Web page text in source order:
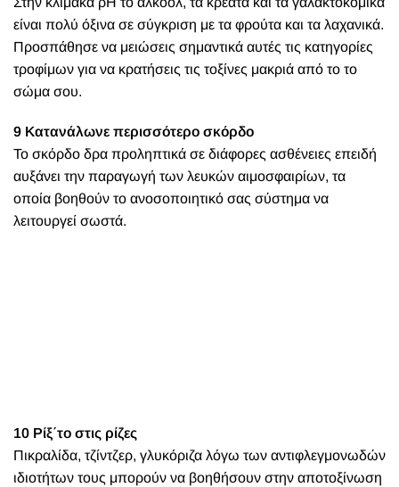
είναι πολύ όξινα σε σύγκριση με τα φρούτα και τα λαχανικά.
Προσπάθησε να μειώσεις σημαντικά αυτές τις κατηγορίες
τροφίμων για να κρατήσεις τις τοξίνες μακριά από το το
σώμα σου.
9 Κατανάλωνε περισσότερο σκόρδο
Το σκόρδο δρα προληπτικά σε διάφορες ασθένειες επειδή
αυξάνει την παραγωγή των λευκών αιμοσφαιρίων, τα
οποία βοηθούν το ανοσοποιητικό σας σύστημα να
λειτουργεί σωστά.
10 Ρίξ΄το στις ρίζες
Πικραλίδα, τζίντζερ, γλυκόριζα λόγω των αντιφλεγμονωδών
ιδιοτήτων τους μπορούν να βοηθήσουν στην αποτοξίνωση